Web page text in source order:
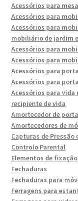
Acessórios para
Acessórios para
Acessórios para
mobiliário de jardim
Acessórios para
Acessórios para
Acessórios para
Acessórios para
Acessórios para
recipiente de vida
Amortecedor de
Amortecedores de
Capturas de Pressão
Controlo Parental
Elementos de
Fechaduras
Fechaduras para
Ferragens para